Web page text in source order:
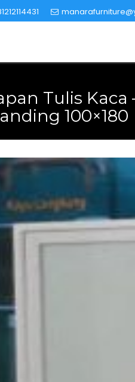
Tulis Kaca
100×180